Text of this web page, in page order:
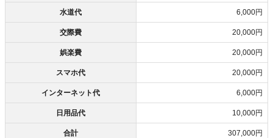
水道代 6,000円
交際費 20,000円
娯楽費 20,000円
スマホ代 20,000円
インターネット代 6,000円
日用品代 10,000円
合計 307,000円